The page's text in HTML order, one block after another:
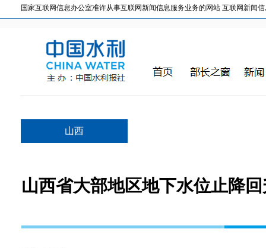
国家互联网信息办公室准许从事互联网新闻信息服务业务的网站 互联网新闻信
山西
山西省大部地区地下水位止降